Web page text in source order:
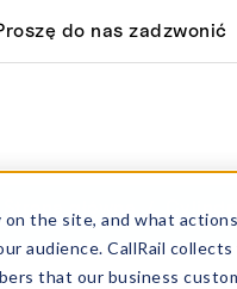
the site, and what
audience. CallRail
that our business
do nas zadzwonić